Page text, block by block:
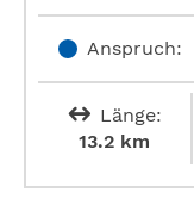
Anspruch:
Länge:
13.2 km